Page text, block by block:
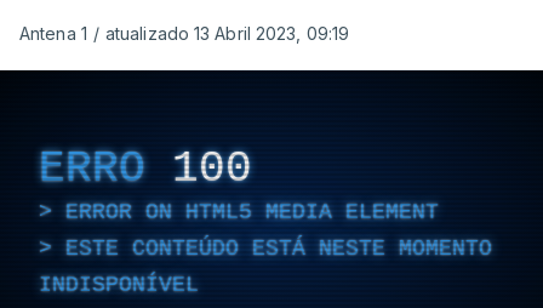
Antena 1 / atualizado 13 Abril 2023, 09:19
ERRO 100
ERROR ON HTML5 MEDIA ELEMENT
ESTE CONTEÚDO ESTÁ NESTE MOMENTO
INDISPONÍVEL